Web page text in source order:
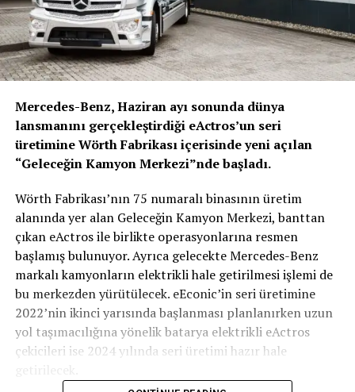
Mercedes-Benz, Haziran ayı sonunda dünya
lansmanını gerçekleştirdiği eActros’un seri
üretimine Wörth Fabrikası içerisinde yeni açılan
“Geleceğin Kamyon Merkezi”nde başladı.
Wörth Fabrikası’nın 75 numaralı binasının üretim
alanında yer alan Geleceğin Kamyon Merkezi, banttan
çıkan eActros ile birlikte operasyonlarına resmen
başlamış bulunuyor. Ayrıca gelecekte Mercedes-Benz
markalı kamyonların elektrikli hale getirilmesi işlemi de
bu merkezden yürütülecek. eEconic’in seri üretimine
2022’nin ikinci yarısında başlanması planlanırken uzun
yol taşımacılığına yönelik batarya elektrikli eActros
çekicileri ise 2024 yılında seri üretimi hazır hale